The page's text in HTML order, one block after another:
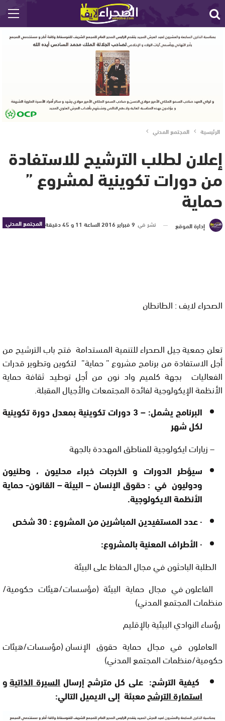
الرئيسية المجتمع المدني
إعلان لطلب الترشيح للاستفادة
من دورات تكوينية لمشروع ”
حماية
المجتمع المدني إدارة الموقع نشر في 9 فبراير 2016 الساعة 11 و 45 دقيقة
الصحراء لايف : الطانطان
تعلن جمعية جيل الصحراء للتنمية المستدامة فتح باب الترشيح من
أجل الاستفادة من برنامج مشروع ” حماية” لتكوين وتطوير قدرات
الفعاليات بجهة كلميم واد نون من أجل توطيد ثقافة حماية
الأنظمة الإيكولوجية لفائدة المجتمعات والأجيال المقبلة.
البرنامج يشمل: – 3 دورات تكوينية بمعدل دورة تكوينية
لكل شهر
– زيارات ايكولوجية للمناطق المهددة بالجهة
سيؤطر الدورات و الخرجات خبراء محليون ، وطنيون
ودوليون في : حقوق الإنسان – البيئة – القانون- حماية
الأنظمة الايكولوجية.
· عدد المستفيدين المباشرين من المشروع : 30 شخص
·الأطراف المعنية بالمشروع:
الطلبة الباحثون في مجال الحفاظ على البيئة
الفاعلون في مجال حماية البيئة (مؤسسات/هيئات حكومية/
منظمات المجتمع المدني)
رؤساء النوادي البيئية بالإقليم
العاملون في مجال حماية حقوق الإنسان(مؤسسات/هيئات
حكومية/منظمات المجتمع المدني)
كيفية الترشح: على كل مترشح إرسال السيرة الذاتيةو
استمارة الترشحمعبئة إلى الايميل التالي: